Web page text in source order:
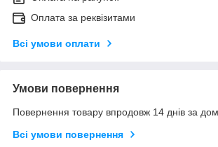
Оплата за реквізитами
Всі умови оплати
Умови повернення
Повернення товару впродовж 14 днів за
Всі умови повернення